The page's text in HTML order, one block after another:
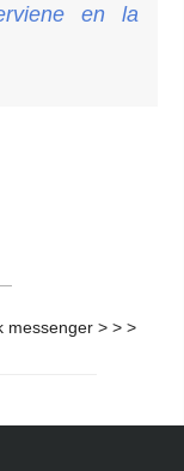
en la
messenger > > >